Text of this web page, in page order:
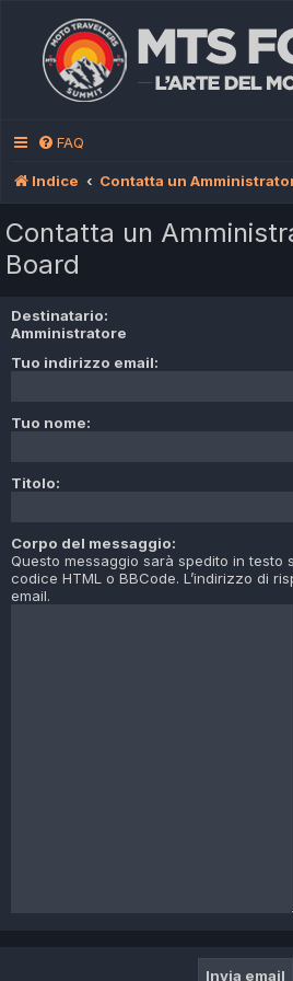
FAQ
Indice Contatta un
Contatta un
Board
Destinatario:
Amministratore
Tuo indirizzo email:
Tuo nome:
Titolo:
Corpo del messaggio:
Questo messaggio sarà spedito in testo
codice HTML o BBCode. L’indirizzo di
email.